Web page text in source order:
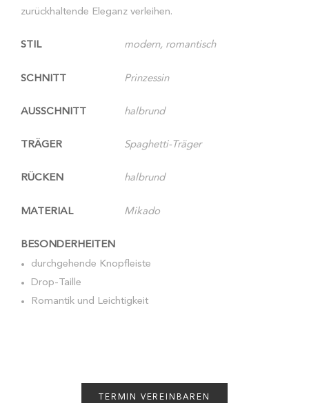
zurückhaltende Eleganz verleihen.
STIL modern, romantisch
SCHNITT Prinzessin
AUSSCHNITT halbrund
TRÄGER Spaghetti-Träger
RÜCKEN halbrund
MATERIAL Mikado
BESONDERHEITEN
durchgehende Knopfleiste
Drop-Taille
Romantik und Leichtigkeit
TERMIN VEREINBAREN